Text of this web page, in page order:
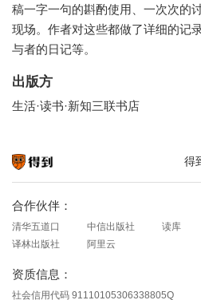
稿一字一句的斟酌使用、一次次的
现场。作者对这些都做了详细的记
与者的日记等。
出版方
生活·读书·新知三联书店
得
合作伙伴：
清华五道口 中信出版社 读库
译林出版社
阿里云
资质信息：
社会信用代码 91110105306338805Q